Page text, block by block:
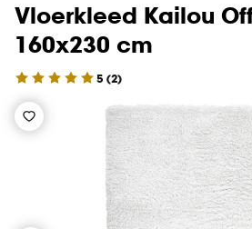
Vloerkleed Kailou
160x230 cm
5 (2)